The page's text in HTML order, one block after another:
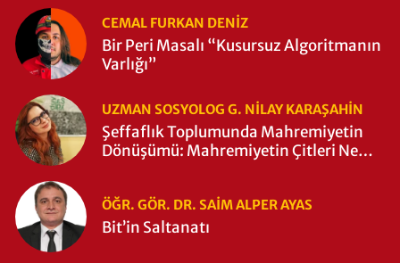
CEMAL FURKAN DENİZ
Bir Peri Masalı “Kusursuz Algoritmanın
Varlığı”
UZMAN SOSYOLOG G. NILAY KARAŞAHİN
Şeffaflık Toplumunda Mahremiyetin
Dönüşümü: Mahremiyetin Çitleri Ne
ÖĞR. GÖR. DR. SAIM ALPER AYAS
Bit’in Saltanatı